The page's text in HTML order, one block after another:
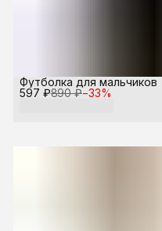
597 ₽890 ₽−33%
Футболка для мальчиков